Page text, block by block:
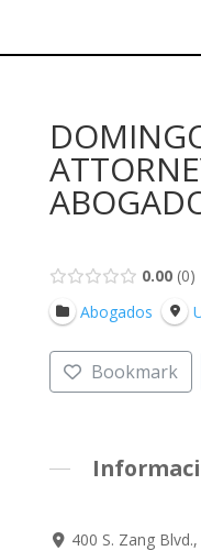
0.00 0
Abogados
Bookmark
400 S. Zang